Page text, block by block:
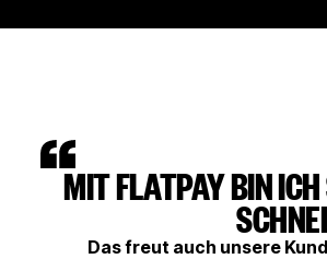
MIT FLATPAY BIN
Das freut auch unsere